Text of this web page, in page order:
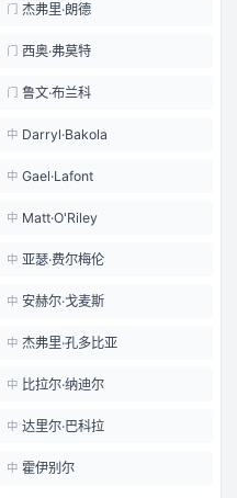
门 杰弗里·朗德
门 西奥·弗莫特
门 鲁文·布兰科
中 Darryl·Bakola
中 Gael·Lafont
中 Matt·O'Riley
中 亚瑟·费尔梅伦
中 安赫尔·戈麦斯
中 杰弗里·孔多比亚
中 比拉尔·纳迪尔
中 达里尔·巴科拉
中 霍伊别尔